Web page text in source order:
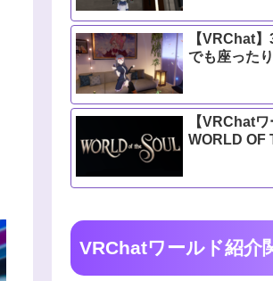
【VRChat
でも座った
【VRChatワ
WORLD OF
VRChatワールド紹介